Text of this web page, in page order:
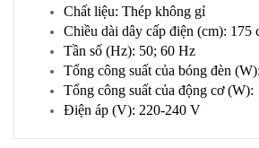
Chất liệu: Thép không gỉ
Chiều dài dây cấp điện (cm): 175
Tần số (Hz): 50; 60 Hz
Tổng công suất của bóng đèn
Tổng công suất của động cơ (W):
Điện áp (V): 220-240 V